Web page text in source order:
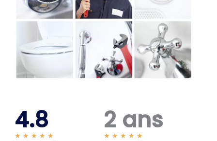
4.8
★ ★ ★ ★ ★
2 ans
★ ★ ★ ★ ★